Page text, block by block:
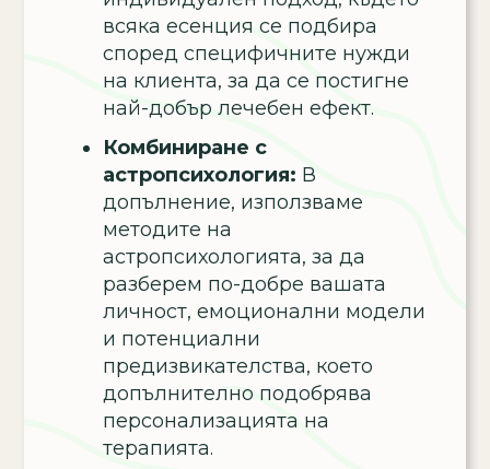
всяка есенция се подбира
според специфичните нужди
на клиента, за да се постигне
най-добър лечебен ефект.
Комбиниране с
астропсихология: В
допълнение, използваме
методите на
астропсихологията, за да
разберем по-добре вашата
личност, емоционални модели
и потенциални
предизвикателства, което
допълнително подобрява
персонализацията на
терапията.